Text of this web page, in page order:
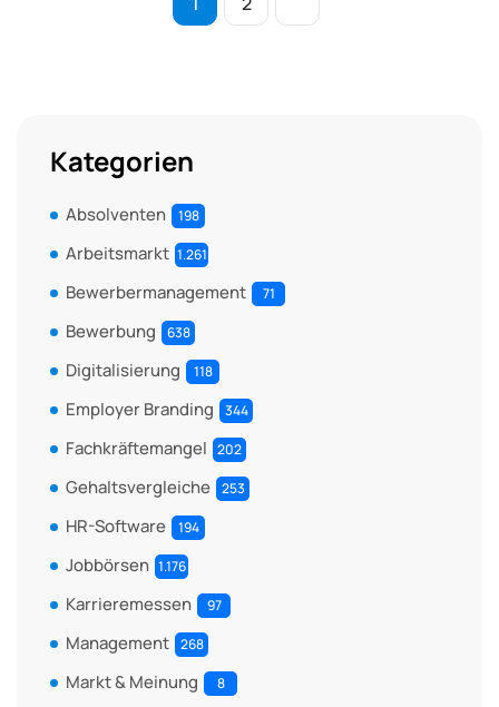
Kategorien
Absolventen 198
Arbeitsmarkt 1.261
Bewerbermanagement 71
Bewerbung 638
Digitalisierung 118
Employer Branding 344
Fachkräftemangel 202
Gehaltsvergleiche 253
HR-Software 194
Jobbörsen 1.176
Karrieremessen 97
Management 268
Markt & Meinung 8